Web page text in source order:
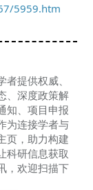
5959.htm
提供权威、
、深度政策解
知、项目申报
为连接学者与
页，助力构建
科研信息获取
，欢迎扫描下